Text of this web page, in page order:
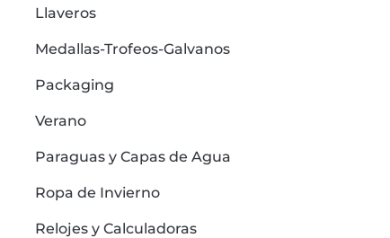
Llaveros
Medallas-Trofeos-Galvanos
Packaging
Verano
Paraguas y Capas de Agua
Ropa de Invierno
Relojes y Calculadoras